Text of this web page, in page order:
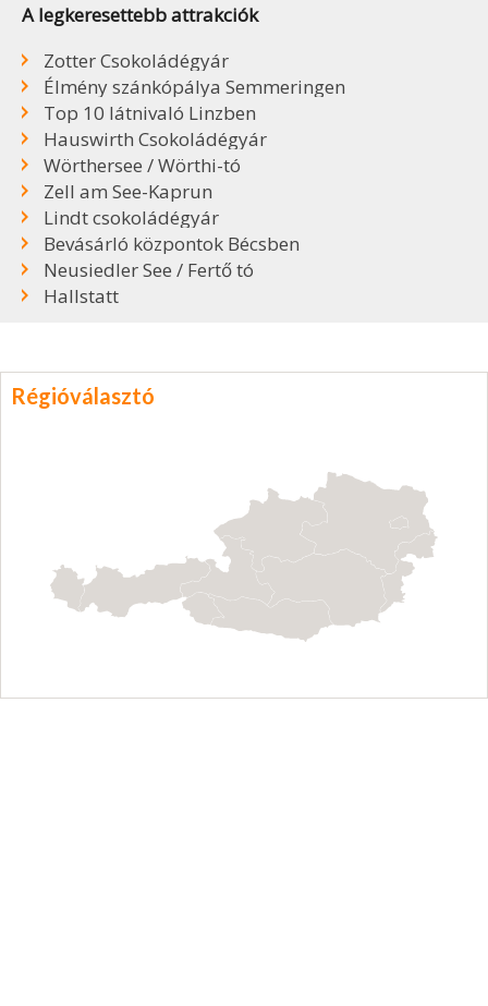
A legkeresettebb attrakciók
Zotter Csokoládégyár
Élmény szánkópálya Semmeringen
Top 10 látnivaló Linzben
Hauswirth Csokoládégyár
Wörthersee / Wörthi-tó
Zell am See-Kaprun
Lindt csokoládégyár
Bevásárló központok Bécsben
Neusiedler See / Fertő tó
Hallstatt
Régióválasztó